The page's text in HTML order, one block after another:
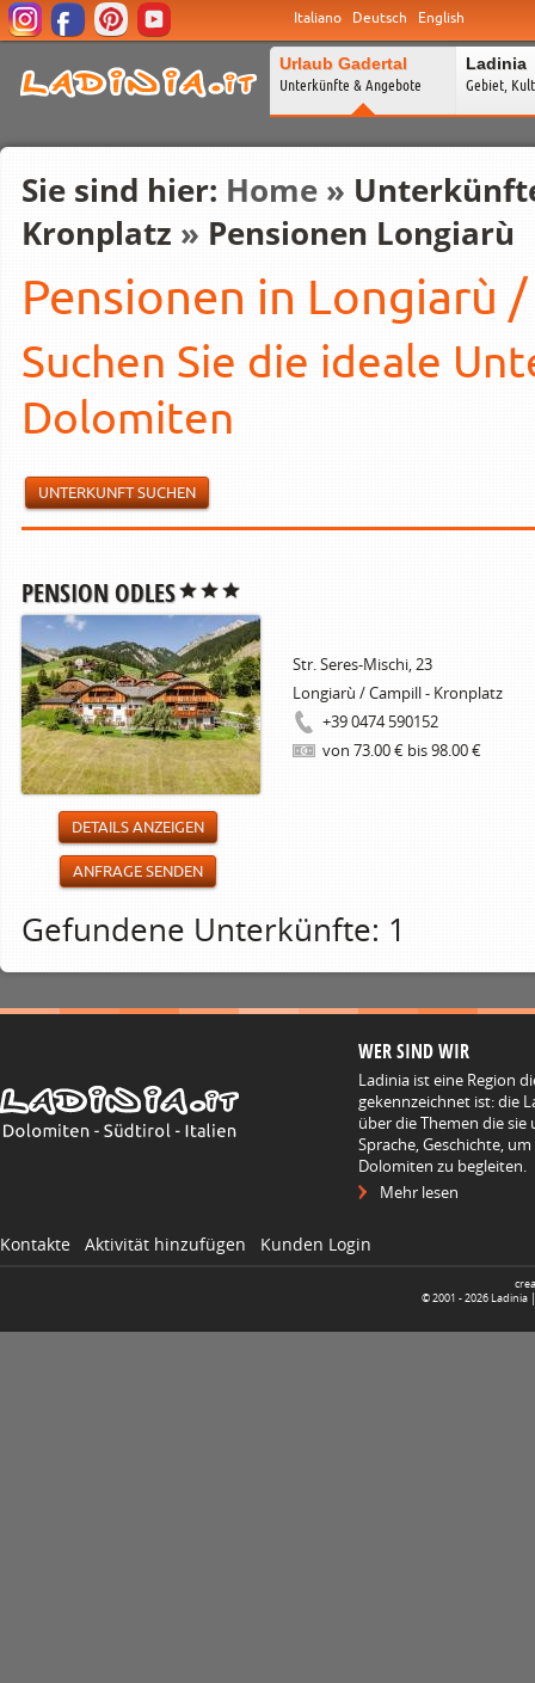
Italiano Deutsch English
Urlaub Gadertal
Unterkünfte & Angebote
Ladinia
Gebiet,
Sie sind hier: Home »
Kronplatz » Pensionen Longiarù
Pensionen in Longiarù
Suchen Sie die ideale
Dolomiten
UNTERKUNFT SUCHEN
PENSION ODLES
Str. Seres-Mischi, 23
Longiarù / Campill - Kronplatz
+39 0474 590152
von 73.00 € bis 98.00 €
DETAILS ANZEIGEN
ANFRAGE SENDEN
Gefundene Unterkünfte: 1
WER SIND WIR
Ladinia ist eine Region
gekennzeichnet ist: die
über die Themen die
Sprache, Geschichte,
Dolomiten zu begleiten.
Mehr lesen
Kontakte Aktivität hinzufügen Kunden Login
© 2001 -2026 Ladinia